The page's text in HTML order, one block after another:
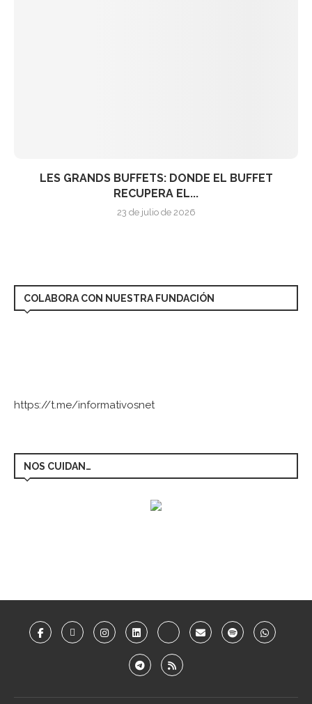
LES GRANDS BUFFETS: DONDE EL BUFFET
RECUPERA EL...
23 de julio de 2026
COLABORA CON NUESTRA FUNDACIÓN
https://t.me/informativosnet
NOS CUIDAN…